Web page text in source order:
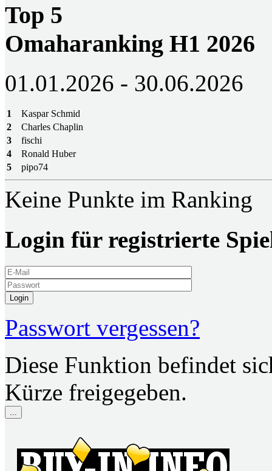
Top 5
Omaharanking H1 2026
01.01.2026 - 30.06.2026
1
Kaspar Schmid
2
Charles Chaplin
3
fischi
4
Ronald Huber
5
pipo74
Keine Punkte im Ranking
Login für registrierte
Login
Passwort vergessen?
Diese Funktion befindet
Kürze freigegeben.
...